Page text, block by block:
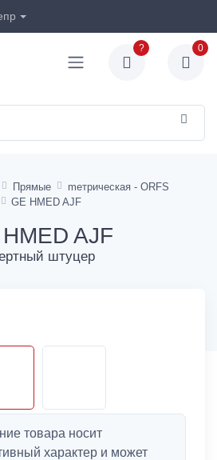
? 0
Прямые
mетрическая - ORFS
GE HMED AJF
AJF
штуцер
товара носит
характер и может